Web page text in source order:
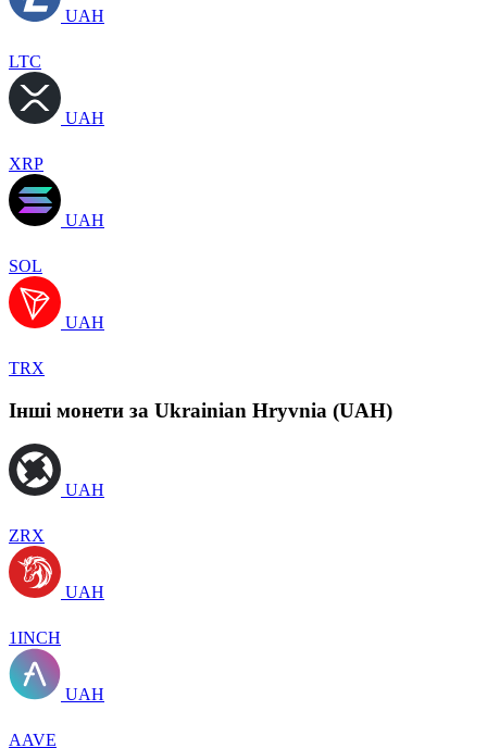
UAH
LTC
UAH
XRP
UAH
SOL
UAH
TRX
Інші монети за Ukrainian Hryvnia (UAH)
UAH
ZRX
UAH
1INCH
UAH
AAVE